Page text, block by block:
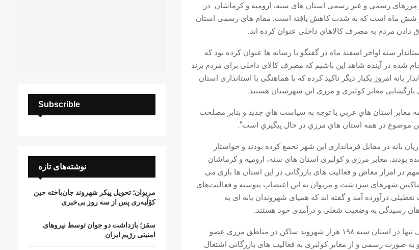
مرزهای رسمی و غیر رسمی استان های سنە، ارومیە و کرماشان در
شش ماه است که به شدت کاهش یافته است. مقام های رسمی استان
دادن مردم به مصرف کالاهای داخلی عنوان کرده اند.
سنە اواخر اسفند ماه در گفتگو با رسانه ها عنوان کرده بود که
شده در آینده شاهد این باشیم که مصرف کالای داخلی برای مردم برند
بانه امروز یکبار دیگر تاکید کرده که با هماهنگی با استانداری استان
بازگشایی معابر کولبری و مرزی این شهرستان هستند.
معابر استان هاي غربي با توجه به سياست هاي جديد و بنابر مصلحت
موضوع در همه استان هاي مرزي در حال پيگيري است”.
بانه در مقابل فرمانداری این شهر تحمع کرده بودند و خواستار
بودند. معابر مرزی و کولبری استان های سنە، ارومیە و کرماشان
در امرار معاض و فعالیت های بازرگانی در این استان ها بازی می
شهرهای سردشت و مریوان به این اعتصاب پیوسته و فعالیت‌های
درآورده آمد و گفته اند که همپای شهروندان بانه ای به
رسیدگی به وضعیت شغلی و درآمدی خود هستند.
بر اساس آمارهای رسمی تنها در استان سنە ۱۹۸ هزار شهروند ساکن در مناطق مرزی عضو
به صورت رسمی و از معابر کولبری به فعالیت های بازرگانی اشتغال
Subscrible
نوشته‌های تازه
مریوان؛ تحویل پیکر شهروند جان‌باخته حین
کۆڵبەری پس از سە روز بی‌خبری
سقز؛ بازداشت دو جوان توسط نیروهای
امنیتی رژیم ایران